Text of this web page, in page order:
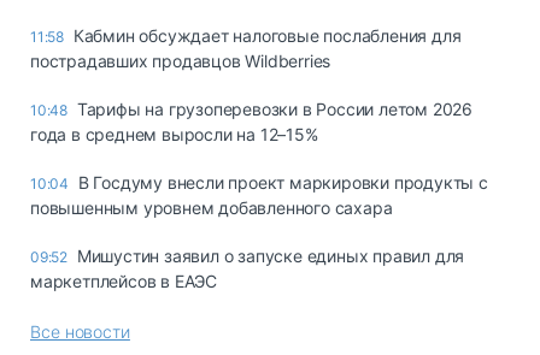
11:58 Кабмин обсуждает налоговые послабления для
пострадавших продавцов Wildberries
10:48 Тарифы на грузоперевозки в России летом 2026
года в среднем выросли на 12–15%
10:04
В Госдуму внесли проект маркировки продукты с
повышенным уровнем добавленного сахара
09:52 Мишустин заявил о запуске единых правил для
маркетплейсов в ЕАЭС
Все новости